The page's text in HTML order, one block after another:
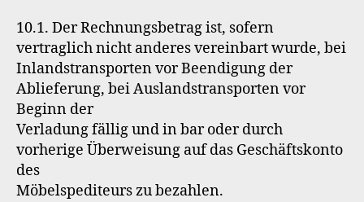
10.1. Der Rechnungsbetrag ist, sofern
vertraglich nicht anderes vereinbart wurde, bei
Inlandstransporten vor Beendigung der
Ablieferung, bei Auslandstransporten vor
Beginn der
Verladung fällig und in bar oder durch
vorherige Überweisung auf das Geschäftskonto
des
Möbelspediteurs zu bezahlen.